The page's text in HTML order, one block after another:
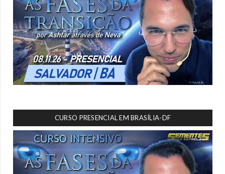
CURSO PRESENCIAL EM BRASÍLIA-DF